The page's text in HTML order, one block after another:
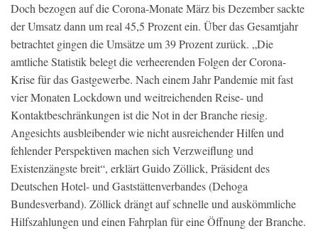
Doch bezogen auf die Corona-Monate März bis Dezember sackte
der Umsatz dann um real 45,5 Prozent ein. Über das Gesamtjahr
betrachtet gingen die Umsätze um 39 Prozent zurück. „Die
amtliche Statistik belegt die verheerenden Folgen der Corona-
Krise für das Gastgewerbe. Nach einem Jahr Pandemie mit fast
vier Monaten Lockdown und weitreichenden Reise- und
Kontaktbeschränkungen ist die Not in der Branche riesig.
Angesichts ausbleibender wie nicht ausreichender Hilfen und
fehlender Perspektiven machen sich Verzweiflung und
Existenzängste breit“, erklärt Guido Zöllick, Präsident des
Deutschen Hotel- und Gaststättenverbandes (Dehoga
Bundesverband). Zöllick drängt auf schnelle und auskömmliche
Hilfszahlungen und einen Fahrplan für eine Öffnung der Branche.